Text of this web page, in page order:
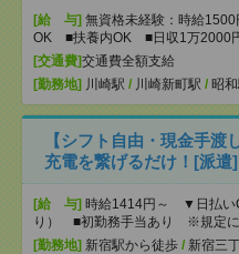
[給 与] 無資格未経験：時給
OK ■扶養内OK ■日収1万2000
[交通費]交通費全額支給
[勤務地] 川崎駅 / 川崎新町駅 / 昭
【シフト自由・現金手
充電を繋げるだけ！[派遣]
[給 与] 時給1414円～ ▼日払い
り） ■初勤務手当あり ※規定に
[勤務地] 新宿駅から徒歩 / 新宿三